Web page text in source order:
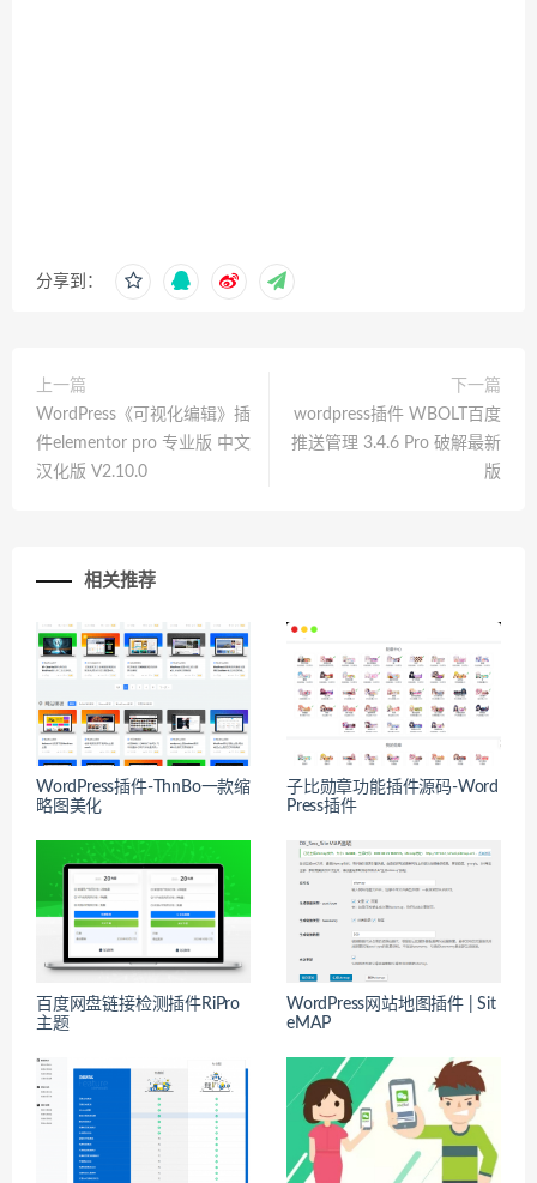
分享到：
上一篇
WordPress《可视化编辑》插
件elementor pro 专业版 中文
汉化版 V2.10.0
下一篇
wordpress插件 WBOLT百度
推送管理 3.4.6 Pro 破解最新
版
相关推荐
WordPress插件-ThnBo一款缩
略图美化
子比勋章功能插件源码-Word
Press插件
百度网盘链接检测插件RiPro
主题
WordPress网站地图插件 | Sit
eMAP